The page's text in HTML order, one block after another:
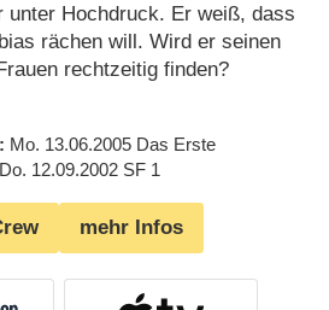
unter Hochdruck. Er weiß, dass
rächen will. Wird er seinen
rechtzeitig finden?
Mo. 13.06.2005 Das Erste
Do. 12.09.2002 SF 1
mehr Infos